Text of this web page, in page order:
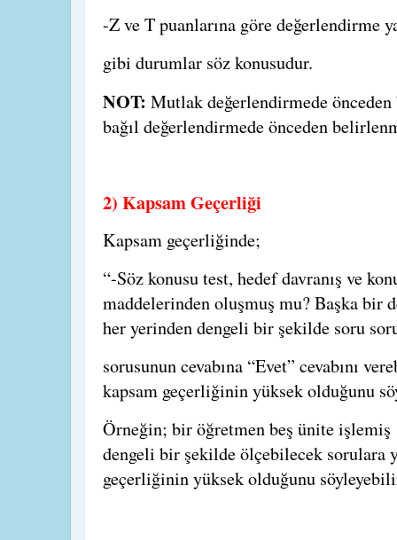
-Z ve T puanlarına göre değerlendirme
gibi durumlar söz konusudur.
NOT: Mutlak değerlendirmede
bağıl değerlendirmede önceden
2) Kapsam Geçerliği
Kapsam geçerliğinde;
“-Söz konusu test, hedef davranış ve
maddelerinden oluşmuş mu? Başka bir
her yerinden dengeli bir şekilde soru
sorusunun cevabına “Evet” cevabını
kapsam geçerliğinin yüksek olduğunu
Örneğin; bir öğretmen beş ünite işlemiş
dengeli bir şekilde ölçebilecek sorulara
geçerliğinin yüksek olduğunu